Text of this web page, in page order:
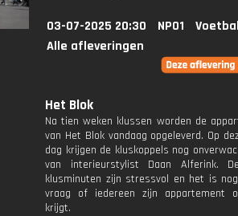
03-07-2025 20:30 NPO1
Alle afleveringen
Het Blok
Na tien weken klussen worden de
van Het Blok vandaag opgeleverd. Op
dag krijgen de kluskoppels nog
van interieurstylist Daan Alferink.
klusminuten zijn stressvol en het is
vraag of iedereen zijn appartement
krijgt.